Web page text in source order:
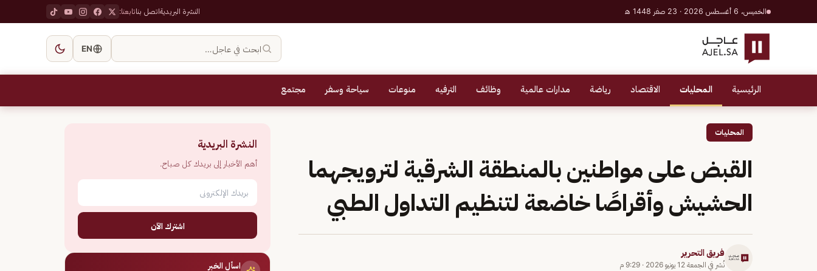
الخميس، 6 أغسطس 2026 · 23 صفر 1448 هـ النشرة البريديةاتصل بناتابعنا:
ابحث في عاجل… EN
الرئيسية المحليات الاقتصاد رياضة مدارات عالمية وظائف الترفيه منوعات سياحة وسفر مجتمع
المحليات
القبض على مواطنين بالمنطقة الشرقية لترويجهما
الحشيش وأقراصًا خاضعة لتنظيم التداول الطبي
فريق التحرير
نُشر في الجمعة 12 يونيو 2026 · 9:29 م
النشرة البريدية
أهم الأخبار إلى بريدك كل صباح.
اشترك الآن
اسأل الخبر